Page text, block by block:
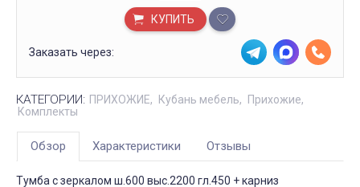
КУПИТЬ
Заказать через:
КАТЕГОРИИ: ПРИХОЖИЕ Кубань мебель
Прихожие
Комплекты
Обзор Характеристики Отзывы
Тумба с зеркалом ш.600 выс.2200 гл.450 + карниз